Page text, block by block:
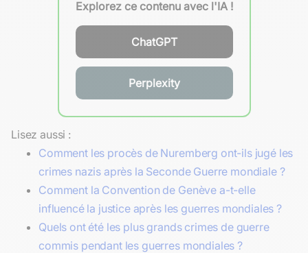
Explorez ce contenu avec l'IA !
ChatGPT
Perplexity
Lisez aussi :
Comment les procès de Nuremberg ont-ils jugé les
crimes nazis après la Seconde Guerre mondiale ?
Comment la Convention de Genève a-t-elle
influencé la justice après les guerres mondiales ?
Quels ont été les plus grands crimes de guerre
commis pendant les guerres mondiales ?